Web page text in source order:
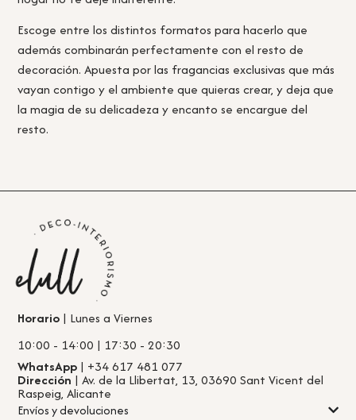
Escoge entre los distintos formatos para hacerlo que
además combinarán perfectamente con el resto de
decoración. Apuesta por las fragancias exclusivas que más
vayan contigo y el ambiente que quieras crear, y deja que
la magia de su delicadeza y encanto se encargue del
resto.
Horario | Lunes a Viernes
10:00 - 14:00 | 17:30 - 20:30
WhatsApp | +34 617 481 077
Dirección | Av. de la Llibertat, 13, 03690 Sant Vicent del
Raspeig, Alicante
Envíos y devoluciones